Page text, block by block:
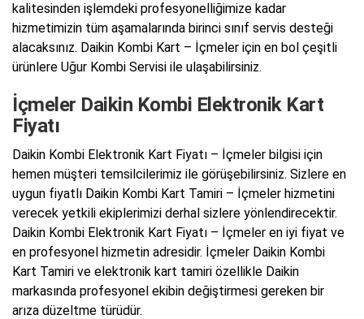
kalitesinden işlemdeki profesyonelliğimize kadar
hizmetimizin tüm aşamalarında birinci sınıf servis desteği
alacaksınız. Daikin Kombi Kart – İçmeler için en bol çeşitli
ürünlere Uğur Kombi Servisi ile ulaşabilirsiniz.
İçmeler Daikin Kombi Elektronik Kart
Fiyatı
Daikin Kombi Elektronik Kart Fiyatı – İçmeler bilgisi için
hemen müşteri temsilcilerimiz ile görüşebilirsiniz. Sizlere en
uygun fiyatlı Daikin Kombi Kart Tamiri – İçmeler hizmetini
verecek yetkili ekiplerimizi derhal sizlere yönlendirecektir.
Daikin Kombi Elektronik Kart Fiyatı – İçmeler en iyi fiyat ve
en profesyonel hizmetin adresidir. İçmeler Daikin Kombi
Kart Tamiri ve elektronik kart tamiri özellikle Daikin
markasında profesyonel ekibin değiştirmesi gereken bir
arıza düzeltme türüdür.